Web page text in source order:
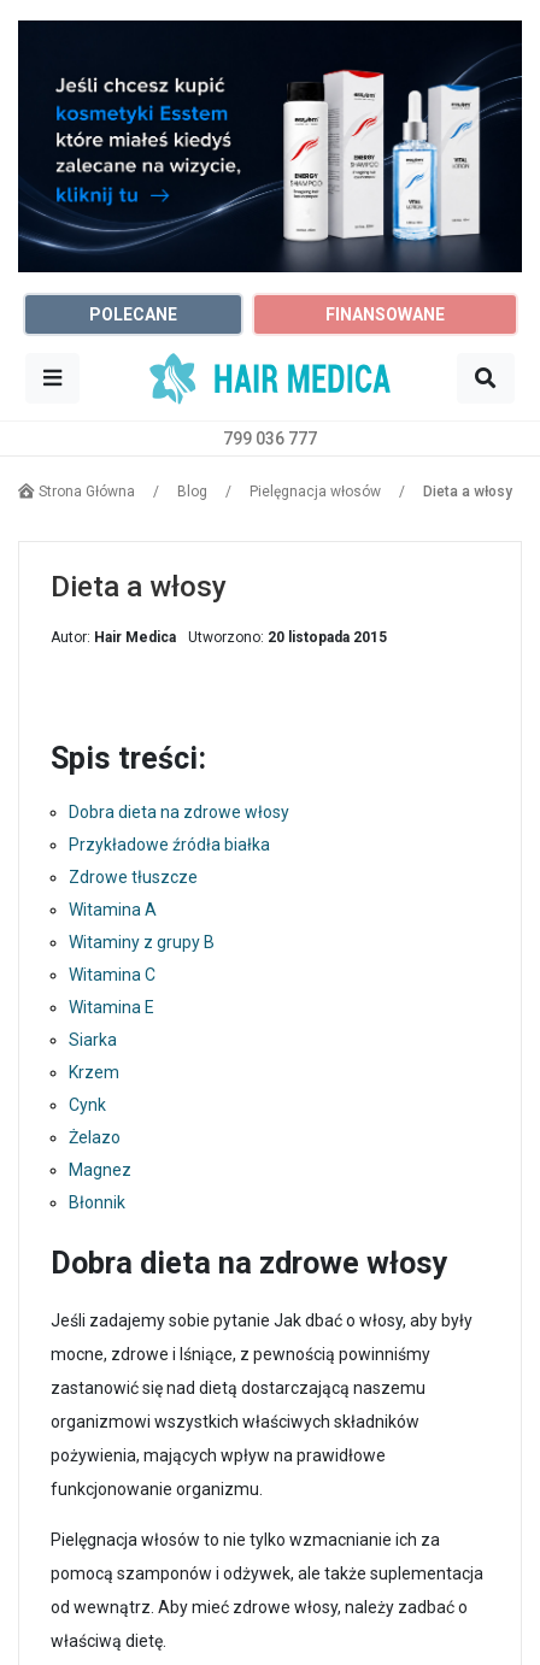
POLECANE FINANSOWANE
799 036 777
Strona Główna / Blog / Pielęgnacja włosów / Dieta a włosy
Dieta a włosy
Autor: Hair Medica Utworzono: 20 listopada 2015
Spis treści:
Dobra dieta na zdrowe włosy
Przykładowe źródła białka
Zdrowe tłuszcze
Witamina A
Witaminy z grupy B
Witamina C
Witamina E
Siarka
Krzem
Cynk
Żelazo
Magnez
Błonnik
Dobra dieta na zdrowe włosy
Jeśli zadajemy sobie pytanie Jak dbać o włosy, aby były
mocne, zdrowe i lśniące, z pewnością powinniśmy
zastanowić się nad dietą dostarczającą naszemu
organizmowi wszystkich właściwych składników
pożywienia, mających wpływ na prawidłowe
funkcjonowanie organizmu.
Pielęgnacja włosów to nie tylko wzmacnianie ich za
pomocą szamponów i odżywek, ale także suplementacja
od wewnątrz. Aby mieć zdrowe włosy, należy zadbać o
właściwą dietę.